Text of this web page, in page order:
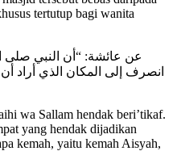
tertutup bagi wanita
عن عائشة: “أن النبي صلى
انصرف إلى المكان الذي أراد
wa Sallam hendak beri’tikaf.
yang hendak dijadikan
kemah, yaitu kemah Aisyah,